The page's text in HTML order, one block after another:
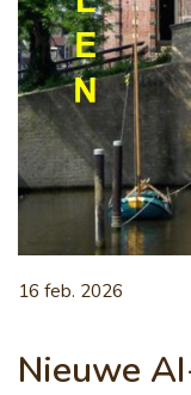
16 feb. 2026
Nieuwe